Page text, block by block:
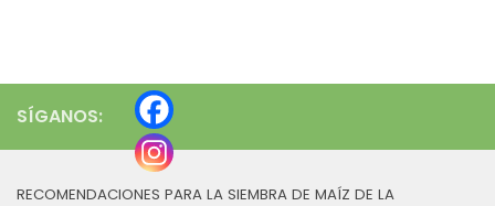
SÍGANOS:
RECOMENDACIONES PARA LA SIEMBRA DE MAÍZ DE LA